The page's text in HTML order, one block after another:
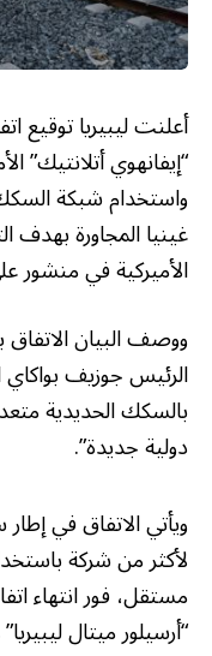
“إيفانهوي أتلانتيك”
واستخدام شبكة
غينيا المجاورة بهدف
الأميركية في
ووصف البيان
الرئيس جوزيف بواكاي
بالسكك الحديدية
دولية جديدة”.
ويأتي الاتفاق في
لأكثر من شركة
مستقل، فور انتهاء
“أرسيلور ميتال ليبيريا”